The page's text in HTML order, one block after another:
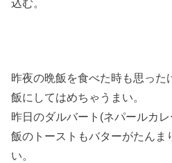
込む。
昨夜の晩飯を食べた時も思った
飯にしてはめちゃうまい。
昨日のダルバート(ネパールカ
飯のトーストもバターがたんま
い。